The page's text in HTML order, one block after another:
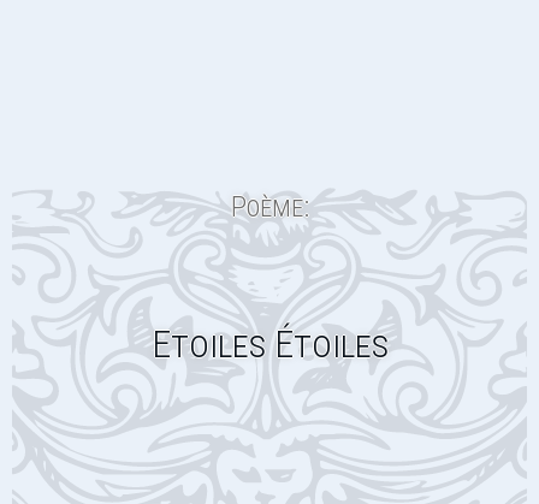
Poème:
Etoiles Étoiles